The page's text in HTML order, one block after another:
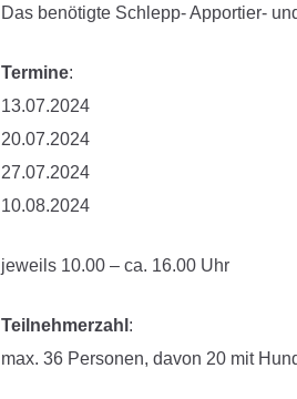
Das benötigte Schlepp- Apportier-
Termine:
13.07.2024
20.07.2024
27.07.2024
10.08.2024
jeweils 10.00 – ca. 16.00 Uhr
Teilnehmerzahl :
max. 36 Personen, davon 20 mit